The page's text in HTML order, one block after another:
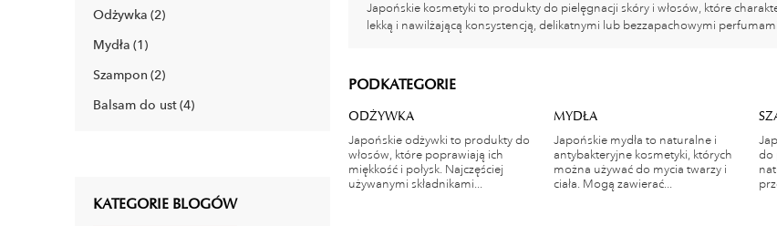
Odżywka 2
Mydła 1
Szampon 2
Balsam do ust 4
KATEGORIE BLOGÓW
Japońskie kosmetyki to produkty do pielęgnacji skóry i włosów, które
lekką i nawilżającą konsystencją, delikatnymi lub bezzapachowymi
PODKATEGORIE
ODŻYWKA
Japońskie odżywki to produkty do
włosów, które poprawiają ich
miękkość i połysk. Najczęściej
używanymi składnikami...
MYDŁA
Japońskie mydła to naturalne i
antybakteryjne kosmetyki, których
można używać do mycia twarzy i
ciała. Mogą zawierać...
do